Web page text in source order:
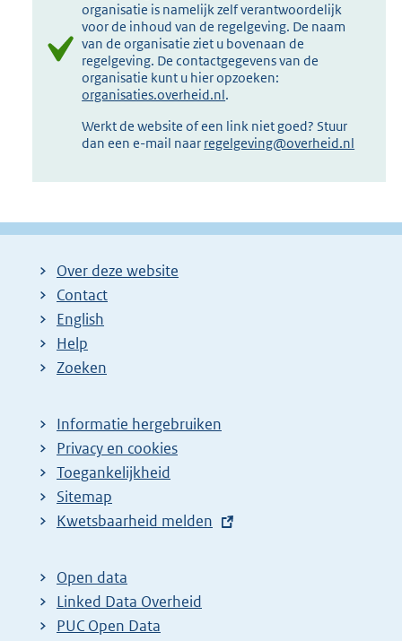
organisatie is namelijk zelf verantwoordelijk
voor de inhoud van de regelgeving. De naam
van de organisatie ziet u bovenaan de
regelgeving. De contactgegevens van de
organisatie kunt u hier opzoeken:
organisaties.overheid.nl.
Werkt de website of een link niet goed? Stuur
dan een e-mail naar regelgeving@overheid.nl
Over deze website
Contact
English
Help
Zoeken
Informatie hergebruiken
Privacy en cookies
Toegankelijkheid
Sitemap
E
t
e
r
Kwetsbaarheid melden
Open data
Linked Data Overheid
PUC Open Data